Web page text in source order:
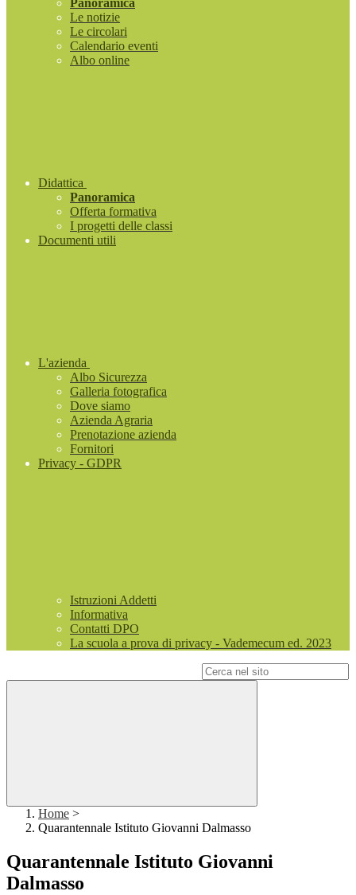
Panoramica
Le notizie
Le circolari
Calendario eventi
Albo online
Didattica
Panoramica
Offerta formativa
I progetti delle classi
Documenti utili
L'azienda
Albo Sicurezza
Galleria fotografica
Dove siamo
Azienda Agraria
Prenotazione azienda
Fornitori
Privacy - GDPR
Istruzioni Addetti
Informativa
Contatti DPO
La scuola a prova di privacy - Vademecum ed. 2023
Home >
Quarantennale Istituto Giovanni Dalmasso
Quarantennale Istituto Giovanni
Dalmasso